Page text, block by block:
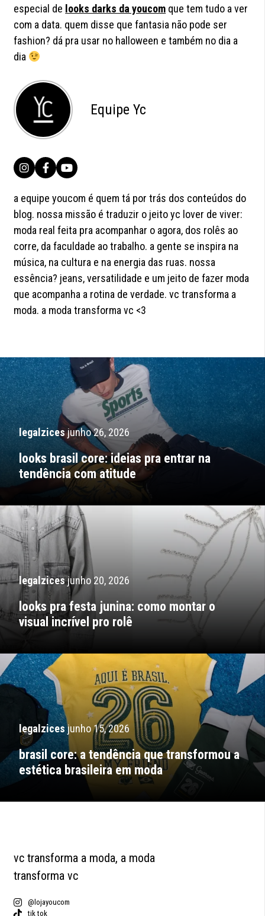
especial de looks darks da youcom que tem tudo a ver
com a data. quem disse que fantasia não pode ser
fashion? dá pra usar no halloween e também no dia a
dia
Equipe Yc
a equipe youcom é quem tá por trás dos conteúdos do
blog. nossa missão é traduzir o jeito yc lover de viver:
moda real feita pra acompanhar o agora, dos rolês ao
corre, da faculdade ao trabalho. a gente se inspira na
música, na cultura e na energia das ruas. nossa
essência? jeans, versatilidade e um jeito de fazer moda
que acompanha a rotina de verdade. vc transforma a
moda. a moda transforma vc <3
legalzicesjunho 26, 2026
looks brasil core: ideias pra entrar na
tendência com atitude
legalzicesjunho 20, 2026
looks pra festa junina: como montar o
visual incrível pro rolê
legalzicesjunho 15, 2026
brasil core: a tendência que transformou a
estética brasileira em moda
vc transforma a moda, a moda
transforma vc
@lojayoucom
tik tok